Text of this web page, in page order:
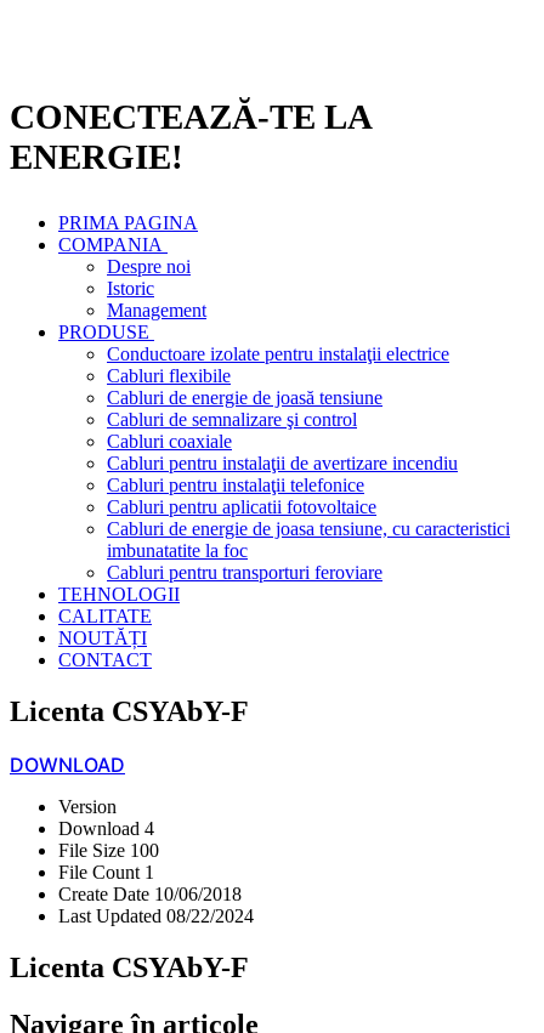
CONECTEAZĂ-TE LA
ENERGIE!
PRIMA PAGINA
COMPANIA
Despre noi
Istoric
Management
PRODUSE
Conductoare izolate pentru instalaţii electrice
Cabluri flexibile
Cabluri de energie de joasă tensiune
Cabluri de semnalizare şi control
Cabluri coaxiale
Cabluri pentru instalaţii de avertizare incendiu
Cabluri pentru instalaţii telefonice
Cabluri pentru aplicatii fotovoltaice
Cabluri de energie de joasa tensiune, cu caracteristici
imbunatatite la foc
Cabluri pentru transporturi feroviare
TEHNOLOGII
CALITATE
NOUTĂȚI
CONTACT
Licenta CSYAbY-F
DOWNLOAD
Version
Download 4
File Size 100
File Count 1
Create Date 10/06/2018
Last Updated 08/22/2024
Licenta CSYAbY-F
Navigare în articole